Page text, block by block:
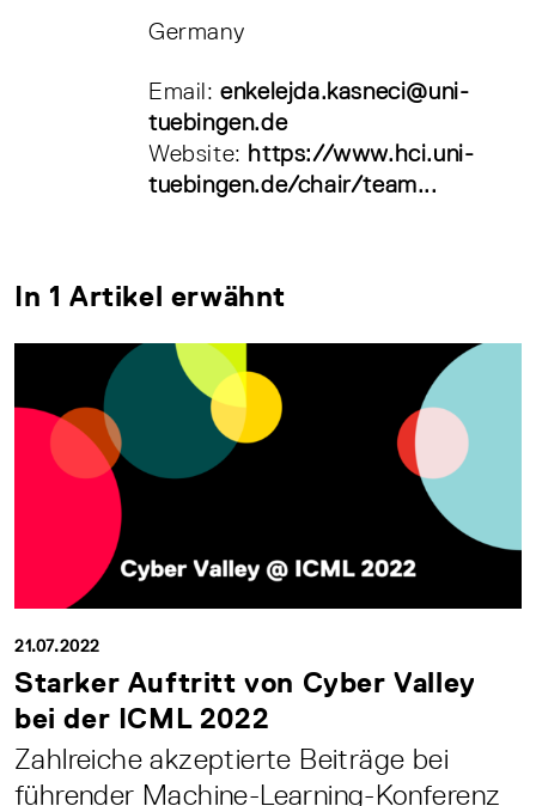
Germany
Email:enkelejda.kasneci@uni-
tuebingen.de
Website: https://www.hci.uni-
tuebingen.de/chair/team...
In 1 Artikel erwähnt
21.07.2022
Starker Auftritt von Cyber Valley
bei der ICML 2022
Zahlreiche akzeptierte Beiträge bei
führender Machine-Learning-Konferenz